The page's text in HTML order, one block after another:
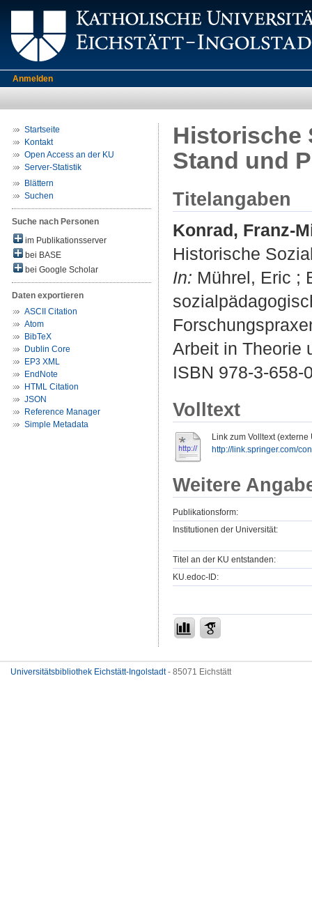
Anmelden
Startseite
Kontakt
Open Access an der KU
Server-Statistik
Blättern
Suchen
Suche nach Personen
im Publikationsserver
bei BASE
bei Google Scholar
Daten exportieren
ASCII Citation
Atom
BibTeX
Dublin Core
EP3 XML
EndNote
HTML Citation
JSON
Reference Manager
Simple Metadata
Historische
Stand und
Titelangaben
Konrad, Franz-
Historische
In: Mührel, Eric ;
Arbeit in Theorie
ISBN 978-3-658-
Volltext
Link zum Volltext (externe
http://link.springer.com/
Weitere
Publikationsform:
Institutionen der Universität:
Titel an der KU entstanden:
KU.edoc-ID:
Universitätsbibliothek Eichstätt-Ingolstadt- 85071 Eichstätt